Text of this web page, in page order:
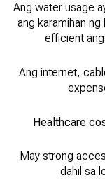
Ang water usage
ang karamihan
efficient
Ang internet,
Healthcare
May strong
dahil sa